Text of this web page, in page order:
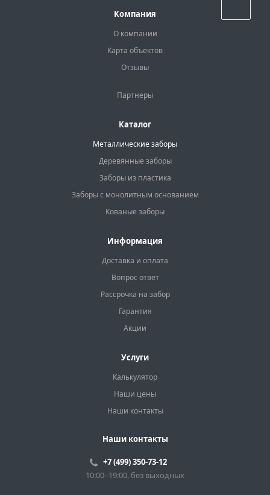
Компания
О компании
Карта объектов
Отзывы
Партнеры
Каталог
Металлические заборы
Деревянные заборы
Заборы из пластика
Заборы с монолитным основанием
Кованые заборы
Информация
Доставка и оплата
Вопрос ответ
Рассрочка на забор
Гарантия
Акции
Услуги
Калькулятор
Наши цены
Наши контакты
Наши контакты
+7 (499) 350-73-12
10:00–19:00, без выходных